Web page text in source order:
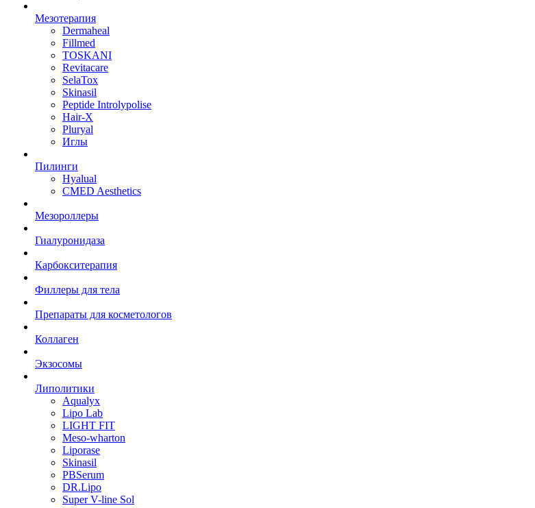
Мезотерапия
Dermaheal
Fillmed
TOSKANI
Revitacare
SelaTox
Skinasil
Peptide Introlypolise
Hair-X
Pluryal
Иглы
Пилинги
Hyalual
CMED Aesthetics
Мезороллеры
Гиалуронидаза
Карбокситерапия
Филлеры для тела
Препараты для косметологов
Коллаген
Экзосомы
Липолитики
Aqualyx
Lipo Lab
LIGHT FIT
Meso-wharton
Liporase
Skinasil
PBSerum
DR.Lipo
Super V-line Sol